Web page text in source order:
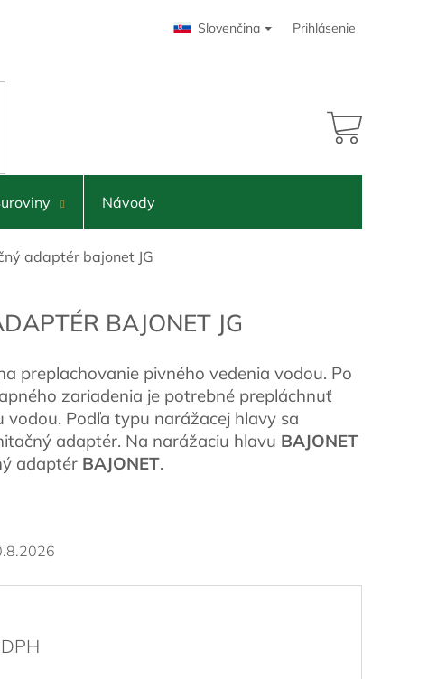
Slovenčina Prihlásenie
NÁKUPNÝ
Návody
adaptér bajonet JG
BAJONET JG
preplachovanie pivného vedenia vodou. Po
zariadenia je potrebné prepláchnuť
vodou. Podľa typu narážacej hlavy sa
adaptér. Na narážaciu hlavu BAJONET
adaptér BAJONET.